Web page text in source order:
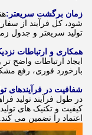
زمان برگشت سریعتر:
شود، کل فرآیند از
تولید سریعتر و جدول
همکاری و ارتباطات
ایجاد ارتباطات واضح
بازخورد فوری، رفع
شفافیت در فرآیندهای
در طول فرآیند تولید
کیفیت و تکنیک های
اعتماد را تضمین می کند..